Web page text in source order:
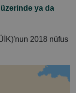
ya da
2018 nüfus